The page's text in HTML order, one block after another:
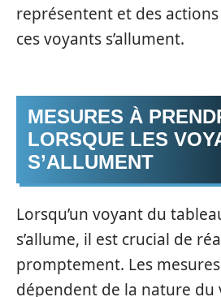
représentent et des
ces voyants s’allument.
MESURES À
LORSQUE LES
S’ALLUMENT
Lorsqu’un voyant du
s’allume, il est crucial de
promptement. Les
dépendent de la nature du